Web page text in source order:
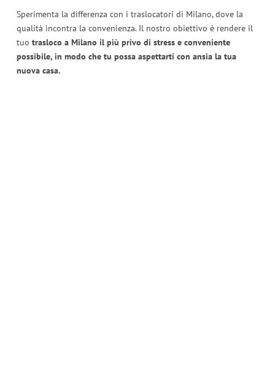
Sperimenta la differenza con i traslocatori di Milano, dove la
qualità incontra la convenienza. Il nostro obiettivo è rendere il
tuo trasloco a Milano il più privo di stress e conveniente
possibile, in modo che tu possa aspettarti con ansia la tua
nuova casa.